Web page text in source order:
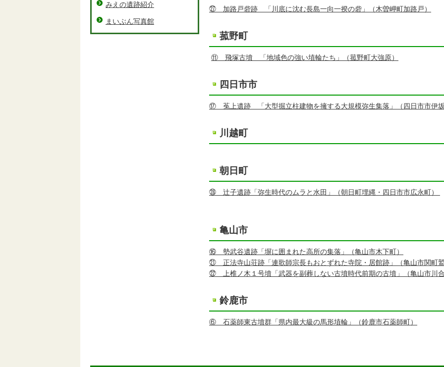
㉗ 加路戸砦跡 「川底に沈む長島一向一揆の砦」（木曽岬町加路戸）
菰野町
⑪ 飛塚古墳 「地域色の強い埴輪たち」（菰野町大強原）
四日市市
⑰ 菟上遺跡 「大型掘立柱建物を擁する大規模弥生集落」（四日市市伊坂
川越町
朝日町
㉘ 辻子遺跡「弥生時代のムラと水田」（朝日町埋縄・四日市市広永町）
亀山市
⑯ 勢武谷遺跡「塀に囲まれた高所の集落」（亀山市木下町）
㉑ 正法寺山荘跡「連歌師宗長もおとずれた寺院・居館跡」（亀山市関町鷲
㉒ 上椎ノ木１号墳「武器を副葬しない古墳時代前期の古墳」（亀山市川合
鈴鹿市
⑥ 石薬師東古墳群「県内最大級の馬形埴輪」（鈴鹿市石薬師町）
みえの遺跡紹介
まいぶん写真館